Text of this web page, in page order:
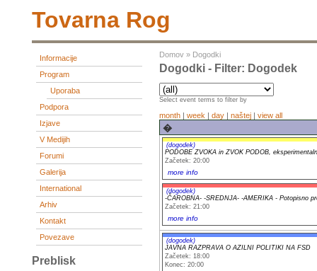
Tovarna Rog
Informacije
Program
Uporaba
Podpora
Izjave
V Medijih
Forumi
Galerija
International
Arhiv
Kontakt
Povezave
Preblisk
Domov » Dogodki
Dogodki - Filter: Dogodek
Select event terms to filter by
month | week | day | naštej | view all
�
(dogodek)
PODOBE ZVOKA in ZVOK PODOB,
Začetek: 20:00
more info
(dogodek)
-ČAROBNA- -SREDNJA- -AMERIKA - Potopisno
Začetek: 21:00
more info
(dogodek)
JAVNA RAZPRAVA O AZILNI POLITIKI NA FSD
Začetek: 18:00
Konec: 20:00